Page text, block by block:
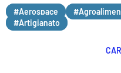
#Aerospace
#Artigianato